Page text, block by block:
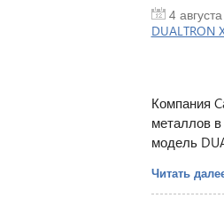
4
DUALTRON
Компания
металлов
модель
Читать